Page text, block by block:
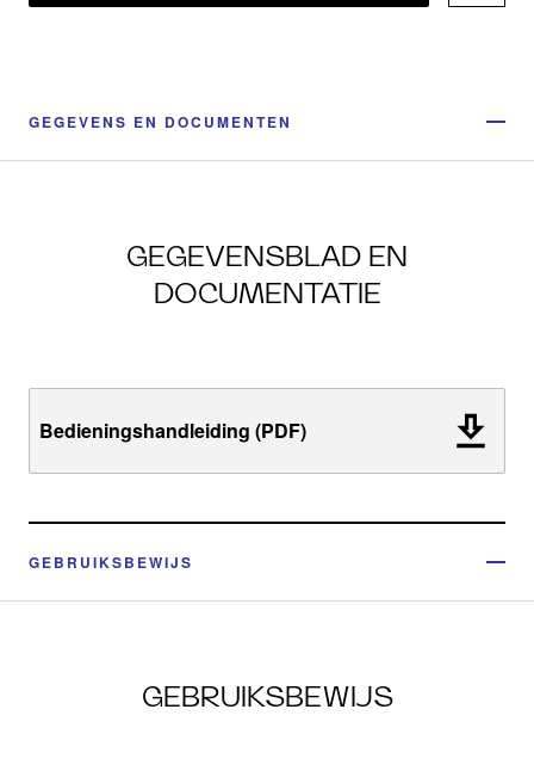
GEGEVENS EN DOCUMENTEN
GEGEVENSBLAD EN
DOCUMENTATIE
Bedieningshandleiding (PDF)
GEBRUIKSBEWIJS
GEBRUIKSBEWIJS